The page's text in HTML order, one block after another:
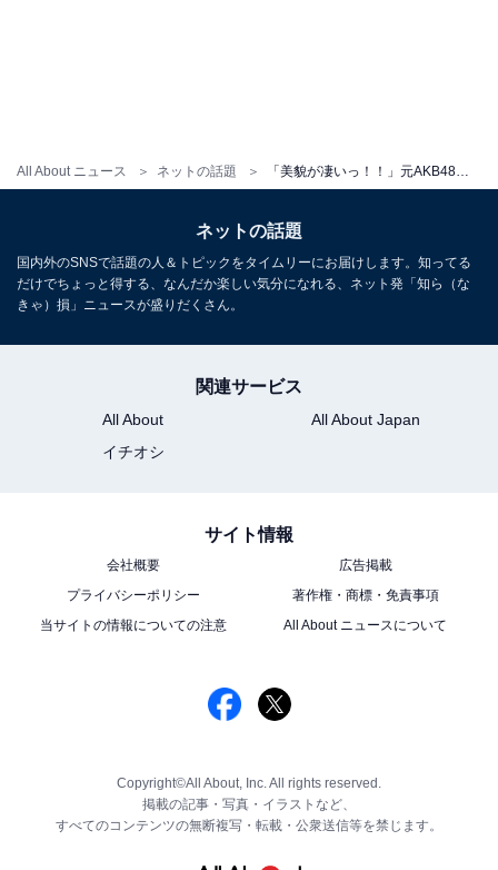
All About ニュース ネットの話題
ネットの話題
国内外のSNSで話題の人＆トピックをタイムリーにお届けします。知ってる
だけでちょっと得する、なんだか楽しい気分になれる、ネット発「知ら（な
きゃ）損」ニュースが盛りだくさん。
関連サービス
All About
All About Japan
イチオシ
サイト情報
会社概要
広告掲載
プライバシーポリシー
著作権・商標・免責事項
当サイトの情報についての注意
All About ニュースについて
Copyright©All About, Inc. All rights reserved.
掲載の記事・写真・イラストなど、
すべてのコンテンツの無断複写・転載・公衆送信等を禁じます。